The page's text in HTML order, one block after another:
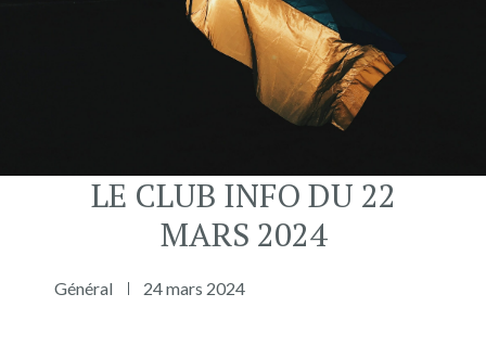
LE CLUB INFO DU 22
MARS 2024
Général 24 mars 2024